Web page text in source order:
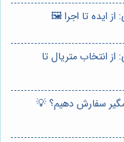
ایده تا اجرا 🖼️
انتخاب متریال تا
سفارش دهیم؟ 💡